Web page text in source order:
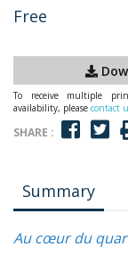
Free
To receive multiple
availability, please contact
SHARE :
Summary
Au cœur du